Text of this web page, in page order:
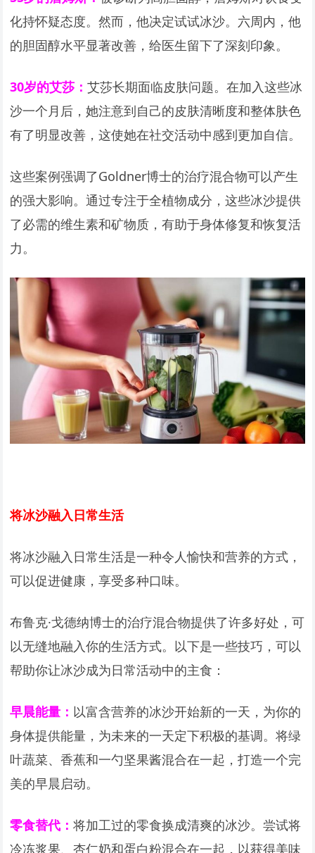
化持怀疑态度。然而，他决定试试冰沙。六周内，他
的胆固醇水平显著改善，给医生留下了深刻印象。
30岁的艾莎：艾莎长期面临皮肤问题。在加入这些冰
沙一个月后，她注意到自己的皮肤清晰度和整体肤色
有了明显改善，这使她在社交活动中感到更加自信。
这些案例强调了Goldner博士的治疗混合物可以产生
的强大影响。通过专注于全植物成分，这些冰沙提供
了必需的维生素和矿物质，有助于身体修复和恢复活
力。
将冰沙融入日常生活
将冰沙融入日常生活是一种令人愉快和营养的方式，
可以促进健康，享受多种口味。
布鲁克·戈德纳博士的治疗混合物提供了许多好处，可
以无缝地融入你的生活方式。以下是一些技巧，可以
帮助你让冰沙成为日常活动中的主食：
早晨能量： 以富含营养的冰沙开始新的一天，为你的
身体提供能量，为未来的一天定下积极的基调。将绿
叶蔬菜、香蕉和一勺坚果酱混合在一起，打造一个完
美的早晨启动。
零食替代：将加工过的零食换成清爽的冰沙。尝试将
冷冻浆果、杏仁奶和蛋白粉混合在一起，以获得美味